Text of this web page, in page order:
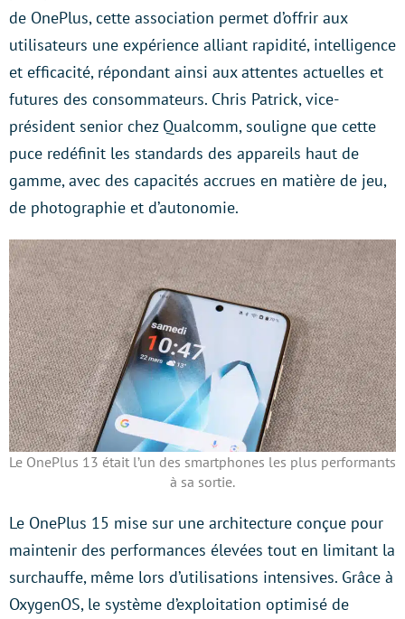
de OnePlus, cette association permet d’offrir aux
utilisateurs une expérience alliant rapidité, intelligence
et efficacité, répondant ainsi aux attentes actuelles et
futures des consommateurs. Chris Patrick, vice-
président senior chez Qualcomm, souligne que cette
puce redéfinit les standards des appareils haut de
gamme, avec des capacités accrues en matière de jeu,
de photographie et d’autonomie.
Le OnePlus 13 était l’un des smartphones les plus performants
à sa sortie.
Le OnePlus 15 mise sur une architecture conçue pour
maintenir des performances élevées tout en limitant la
surchauffe, même lors d’utilisations intensives. Grâce à
OxygenOS, le système d’exploitation optimisé de